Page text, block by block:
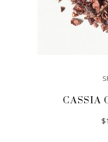
CASSIA
$